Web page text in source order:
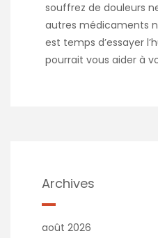
souffrez de douleurs
autres médicaments
est temps d’essayer
pourrait vous aider à
Archives
août 2026